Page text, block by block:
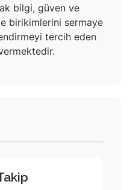
bilgi, güven ve
birikimlerini sermaye
tercih eden